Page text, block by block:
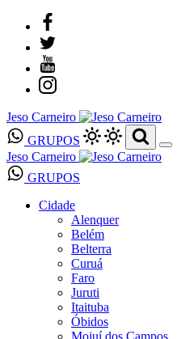
Jeso Carneiro
GRUPOS
Jeso Carneiro
GRUPOS
Cidade
Alenquer
Belém
Belterra
Curuá
Faro
Juruti
Itaituba
Óbidos
Mojuí dos Campos